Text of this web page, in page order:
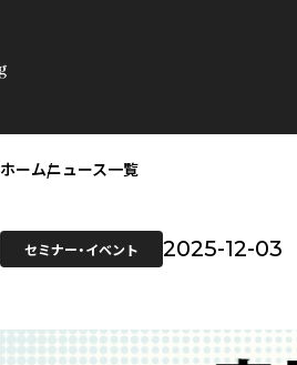
ホームニュース一覧
セミナー・イベント 2025-12-03